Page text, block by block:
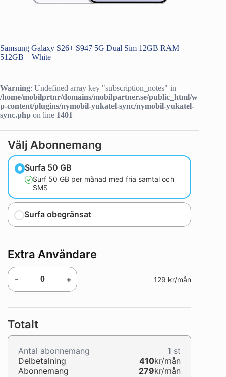
Samsung Galaxy S26+ S947 5G Dual Sim 12GB RAM
512GB – White
Warning: Undefined array key "subscription_notes" in
/home/mobilprtnr/domains/mobilpartner.se/public_html/w
p-content/plugins/nymobil-yukatel-sync/nymobil-yukatel-
sync.php on line 1401
Välj Abonnemang
Surfa 50 GB
Surf 50 GB per månad med fria samtal och
SMS
Surfa obegränsat
Extra Användare
- + 129 kr/mån
Totalt
Antal abonnemang 1 st
Delbetalning
410kr/mån
Abonnemang
279kr/mån